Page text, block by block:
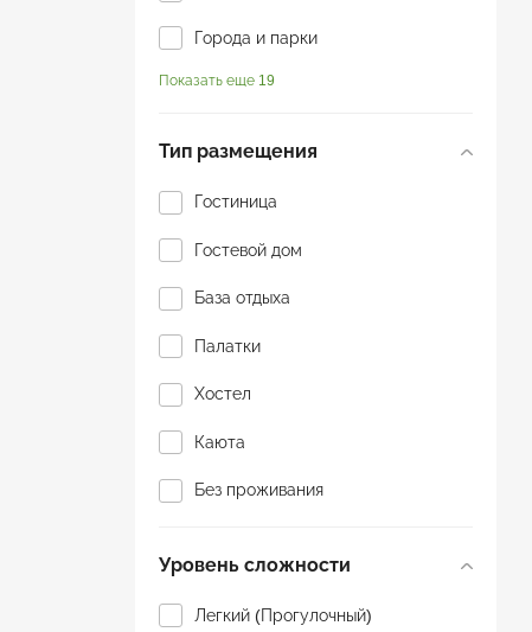
Города и парки
Горы
Парапланы
Пляжный отдых
Показать еще 19
Тип размещения
Гостиница
Гостевой дом
База отдыха
Палатки
Хостел
Каюта
Без проживания
Уровень сложности
Легкий (Прогулочный)